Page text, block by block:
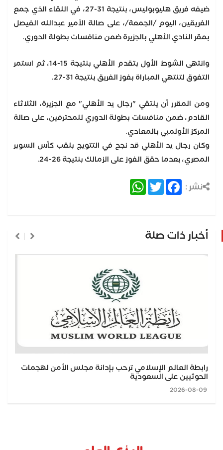
ضيفه فريق هليوبوليس، بنتيجة 31-27، في اللقاء الذي جمع
الفريقين، اليوم /الجمعة/، على صالة الأمير عبدالله الفيصل
بمقر النادي الأهلي بالجزيرة ضمن منافسات بطولة الدوري.
وانتهى الشوط الأول بتقدم الأهلي بنتيجة 15-14، ثم استمر
التفوق لتنتهي المباراة بفوز الفريق بنتيجة 31-27.
ومن المقرر أن يلتقي "رجال يد الأهلي" مع الجزيرة، الثلاثاء
القادم، ضمن منافسات بطولة الدوري للمحترفين، على صالة
المركز الأولمبي بالمعادي.
وكان رجال يد الأهلي قد نجح في التتويج بلقب كأس السوبر
المصري، بعدما حقق الفوز على الزمالك بنتيجة 26-24.
نشر : Facebook
Twitter
WhatsApp
أخبار ذات صلة
رابطة العالم الإسلامي ترحب بإدانة مجلس الأمن لهجمات
الحوثيين على السعودية